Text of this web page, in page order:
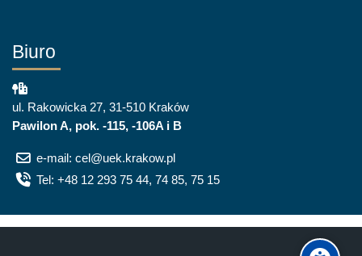
Biuro
ul. Rakowicka 27, 31-510 Kraków
Pawilon A, pok. -115, -106A i B
e-mail: cel@uek.krakow.pl
Tel: +48 12 293 75 44, 74 85, 75 15